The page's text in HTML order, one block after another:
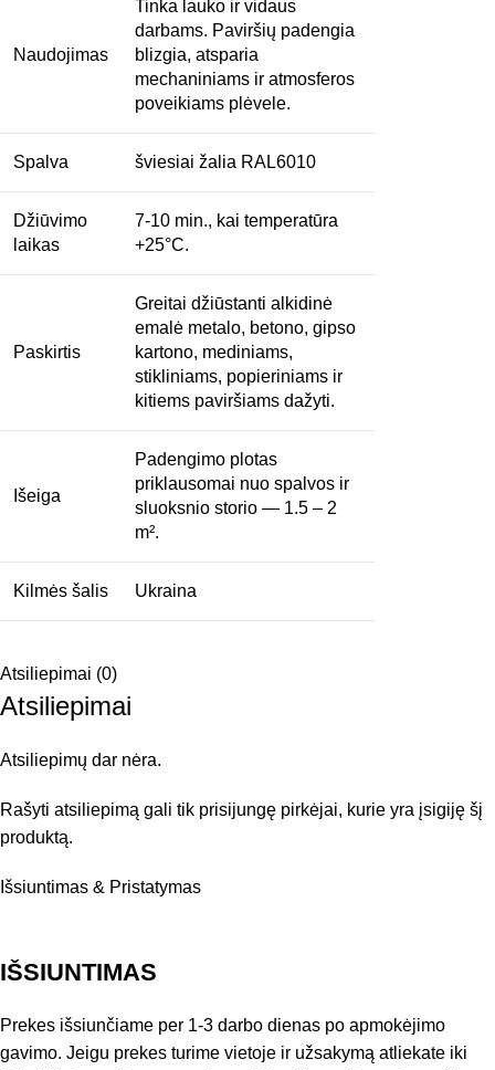
Naudojimas
Tinka lauko ir vidaus
darbams. Paviršių padengia
blizgia, atsparia
mechaniniams ir atmosferos
poveikiams plėvele.
Spalva šviesiai žalia RAL6010
Džiūvimo
laikas
7-10 min., kai temperatūra
+25°C.
Paskirtis
Greitai džiūstanti alkidinė
emalė metalo, betono, gipso
kartono, mediniams,
stikliniams, popieriniams ir
kitiems paviršiams dažyti.
Išeiga
Padengimo plotas
priklausomai nuo spalvos ir
sluoksnio storio — 1.5 – 2
m².
Kilmės šalis Ukraina
Atsiliepimai (0)
Atsiliepimai
Atsiliepimų dar nėra.
Rašyti atsiliepimą gali tik prisijungę pirkėjai, kurie yra įsigiję šį
produktą.
Išsiuntimas & Pristatymas
IŠSIUNTIMAS
Prekes išsiunčiame per 1-3 darbo dienas po apmokėjimo
gavimo. Jeigu prekes turime vietoje ir užsakymą atliekate iki